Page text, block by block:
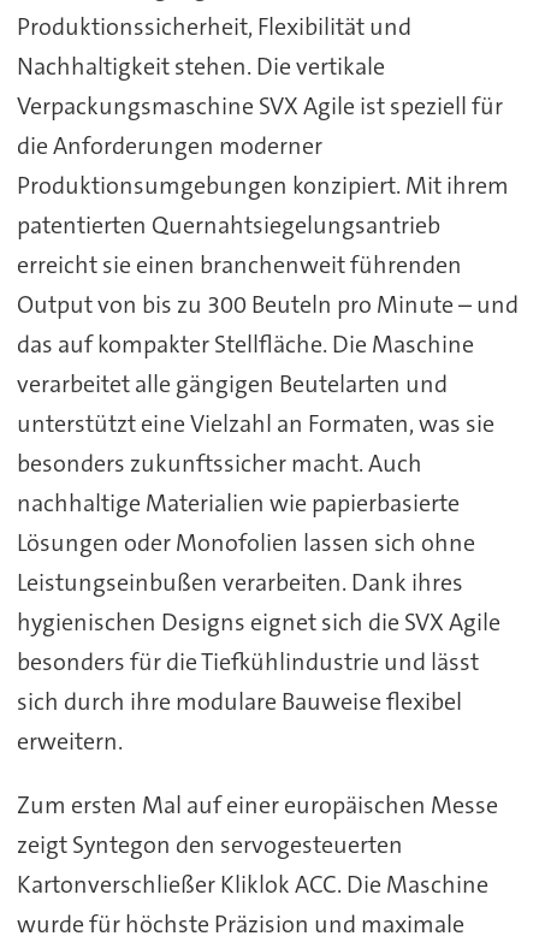
Produktionssicherheit, Flexibilität und
Nachhaltigkeit stehen. Die vertikale
Verpackungsmaschine SVX Agile ist speziell für
die Anforderungen moderner
Produktionsumgebungen konzipiert. Mit ihrem
patentierten Quernahtsiegelungsantrieb
erreicht sie einen branchenweit führenden
Output von bis zu 300 Beuteln pro Minute – und
das auf kompakter Stellfläche. Die Maschine
verarbeitet alle gängigen Beutelarten und
unterstützt eine Vielzahl an Formaten, was sie
besonders zukunftssicher macht. Auch
nachhaltige Materialien wie papierbasierte
Lösungen oder Monofolien lassen sich ohne
Leistungseinbußen verarbeiten. Dank ihres
hygienischen Designs eignet sich die SVX Agile
besonders für die Tiefkühlindustrie und lässt
sich durch ihre modulare Bauweise flexibel
erweitern.
Zum ersten Mal auf einer europäischen Messe
zeigt Syntegon den servogesteuerten
Kartonverschließer Kliklok ACC. Die Maschine
wurde für höchste Präzision und maximale